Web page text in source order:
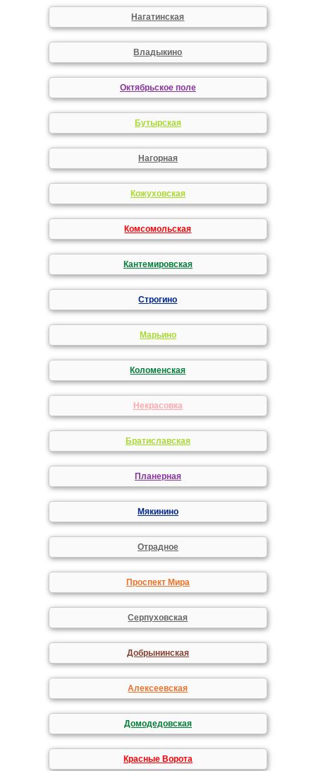
Нагатинская
Владыкино
Октябрьское поле
Бутырская
Нагорная
Кожуховская
Комсомольская
Кантемировская
Строгино
Марьино
Коломенская
Некрасовка
Братиславская
Планерная
Мякинино
Отрадное
Проспект Мира
Серпуховская
Добрынинская
Алексеевская
Домодедовская
Красные Ворота